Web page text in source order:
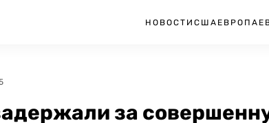
НОВОСТИ США ЕВРОПА
за